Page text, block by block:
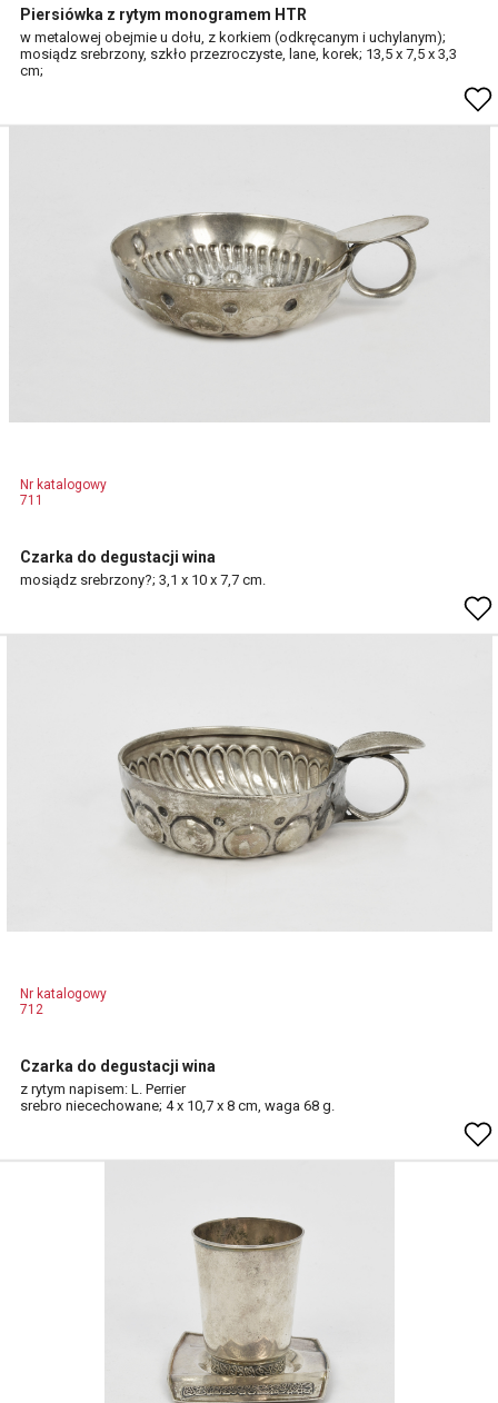
Piersiówka z rytym monogramem HTR
w metalowej obejmie u dołu, z korkiem (odkręcanym i uchylanym);
mosiądz srebrzony, szkło przezroczyste, lane, korek; 13,5 x 7,5 x 3,3
cm;
Nr katalogowy
711
Czarka do degustacji wina
mosiądz srebrzony?; 3,1 x 10 x 7,7 cm.
Nr katalogowy
712
Czarka do degustacji wina
z rytym napisem: L. Perrier
srebro niecechowane; 4 x 10,7 x 8 cm, waga 68 g.